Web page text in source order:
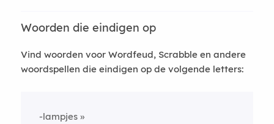
Woorden die eindigen op
Vind woorden voor Wordfeud, Scrabble en andere
woordspellen die eindigen op de volgende letters:
-lampjes